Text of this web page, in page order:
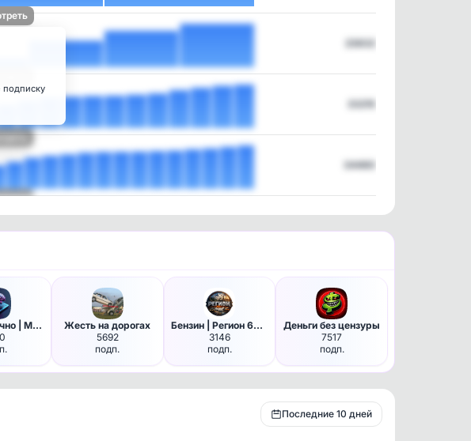
23832
34460
подписку
Техно-логично | MAX
Жесть на дорогах
5692
подп.
Бензин | Регион 63 | Самара
3146
подп.
Деньги без цензуры
7517
подп.
Последние 10 дней